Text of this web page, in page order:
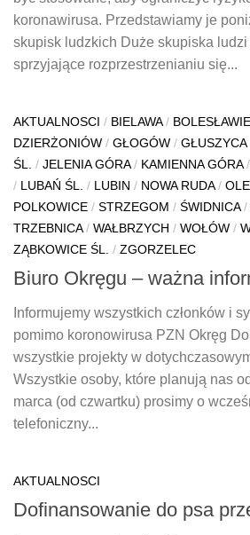
koronawirusa. Przedstawiamy je
skupisk ludzkich Duże skupiska
sprzyjające rozprzestrzenianiu się...
AKTUALNOSCI / BIELAWA/
DZIERŻONIÓW / GŁOGÓW / GŁUSZYCA
ŚL.
/ JELENIA GÓRA/ KAMIENNA GÓRA/
/ LUBAŃ ŚL. / LUBIN / NOWA RUDA/
POLKOWICE / STRZEGOM / ŚWIDNICA/
TRZEBNICA/ WAŁBRZYCH / WOŁÓW /
ZĄBKOWICE ŚL.
/ ZGORZELEC
Biuro Okręgu – ważna
Informujemy wszystkich członków i
pomimo koronowirusa PZN Okręg
wszystkie projekty w
Wszystkie osoby, które planują nas
marca (od czwartku) prosimy o
telefoniczny...
AKTUALNOSCI
Dofinansowanie do psa